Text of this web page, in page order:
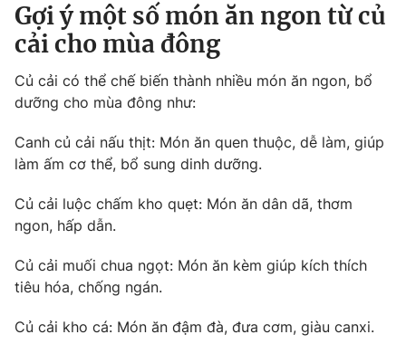
Gợi ý một số món ăn ngon từ củ
cải cho mùa đông
Củ cải có thể chế biến thành nhiều món ăn ngon, bổ
dưỡng cho mùa đông như:
Canh củ cải nấu thịt: Món ăn quen thuộc, dễ làm, giúp
làm ấm cơ thể, bổ sung dinh dưỡng.
Củ cải luộc chấm kho quẹt: Món ăn dân dã, thơm
ngon, hấp dẫn.
Củ cải muối chua ngọt: Món ăn kèm giúp kích thích
tiêu hóa, chống ngán.
Củ cải kho cá: Món ăn đậm đà, đưa cơm, giàu canxi.